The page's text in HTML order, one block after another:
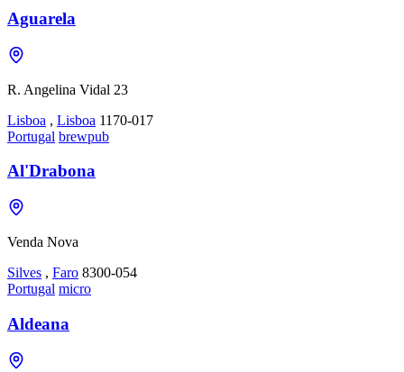
Aguarela
R. Angelina Vidal 23
Lisboa , Lisboa 1170-017
Portugal brewpub
Al'Drabona
Venda Nova
Silves , Faro 8300-054
Portugal micro
Aldeana